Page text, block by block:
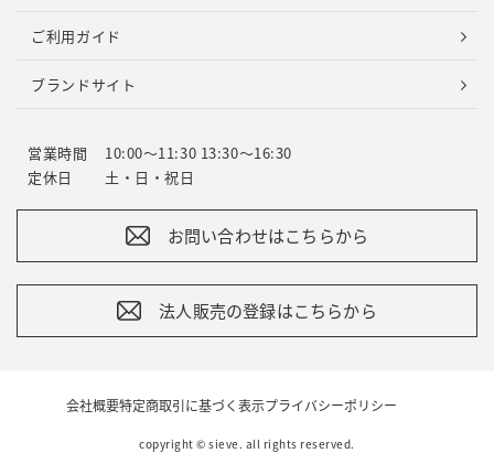
ご利用ガイド
ブランドサイト
営業時間
10:00～11:30 13:30～16:30
定休日
土・日・祝日
お問い合わせはこちらから
法人販売の登録はこちらから
会社概要特定商取引に基づく表示プライバシーポリシー
copyright © sieve. all rights reserved.